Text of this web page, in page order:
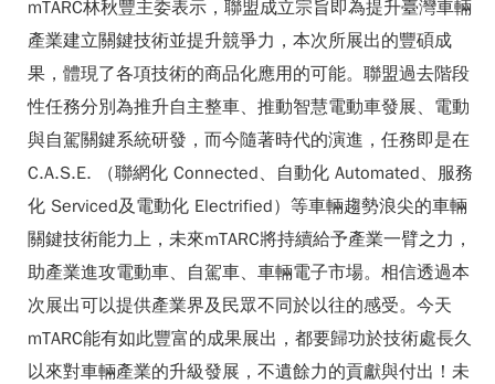
mTARC林秋豐主委表示，聯盟成立宗旨即為提升臺灣車輛
產業建立關鍵技術並提升競爭力，本次所展出的豐碩成
果，體現了各項技術的商品化應用的可能。聯盟過去階段
性任務分別為推升自主整車、推動智慧電動車發展、電動
與自駕關鍵系統研發，而今隨著時代的演進，任務即是在
C.A.S.E. （聯網化 Connected、自動化 Automated、服務
化 Serviced及電動化 Electrified）等車輛趨勢浪尖的車輛
關鍵技術能力上，未來mTARC將持續給予產業一臂之力，
助產業進攻電動車、自駕車、車輛電子市場。相信透過本
次展出可以提供產業界及民眾不同於以往的感受。今天
mTARC能有如此豐富的成果展出，都要歸功於技術處長久
以來對車輛產業的升級發展，不遺餘力的貢獻與付出！未